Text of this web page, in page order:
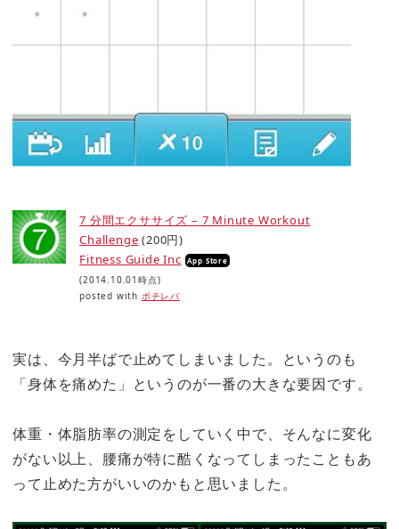
7 分間エクササイズ – 7 Minute Workout
Challenge (200円)
Fitness Guide Inc
App Store
(2014.10.01時点)
posted with ポチレバ
実は、今月半ばで止めてしまいました。というのも
「身体を痛めた」というのが一番の大きな要因です。
体重・体脂肪率の測定をしていく中で、そんなに変化
がない以上、腰痛が特に酷くなってしまったこともあ
って止めた方がいいのかもと思いました。